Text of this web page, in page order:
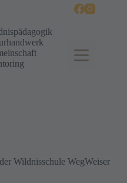
Wildnisschule WegWeiser